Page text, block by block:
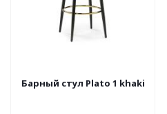
Барный стул Plato 1 khaki